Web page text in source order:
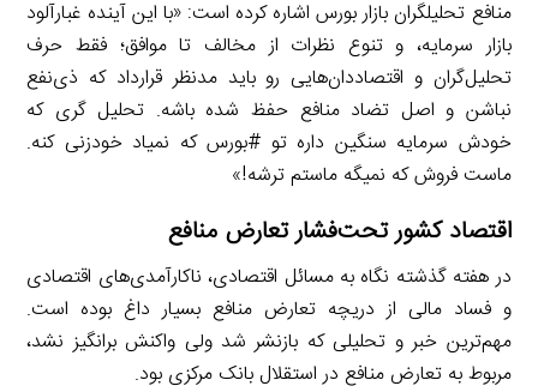
منافع تحلیلگران بازار بورس اشاره کرده است: «با این آینده غبارآلود
بازار سرمایه، و تنوع نظرات از مخالف تا موافق؛ فقط حرف
تحلیل‌گران و اقتصاددان‌هایی رو باید مدنظر قرارداد که ذی‌نفع
نباشن و اصل تضاد منافع حفظ شده باشه. تحلیل گری که
خودش سرمایه سنگین داره تو #بورس که نمیاد خودزنی کنه.
ماست فروش که نمیگه ماستم ترشه!»
اقتصاد کشور تحت‌فشار تعارض منافع
در هفته گذشته نگاه به مسائل اقتصادی، ناکارآمدی‌های اقتصادی
و فساد مالی از دریچه تعارض منافع بسیار داغ بوده است.
مهم‌ترین خبر و تحلیلی که بازنشر شد ولی واکنش برانگیز نشد،
مربوط به تعارض منافع در استقلال بانک مرکزی بود.